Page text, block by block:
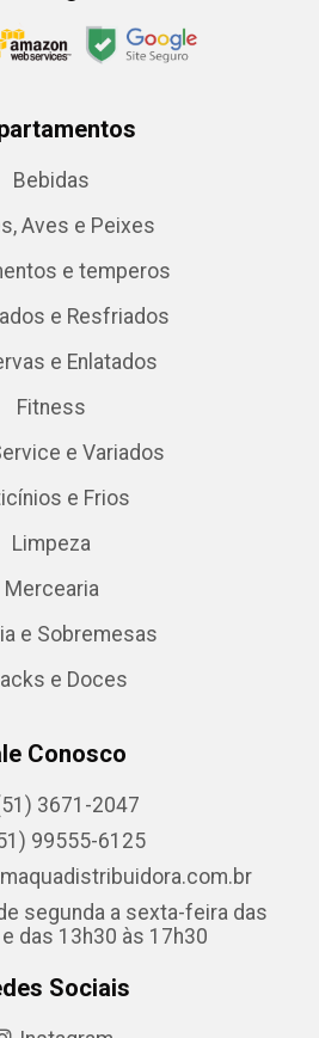
Bebidas
Aves e Peixes
e temperos
e Resfriados
e Enlatados
Fitness
e Variados
e Frios
Limpeza
Mercearia
e Sobremesas
e Doces
Conosco
3671-2047
99555-6125
segunda a sexta-feira das
das 13h30 às 17h30
Sociais